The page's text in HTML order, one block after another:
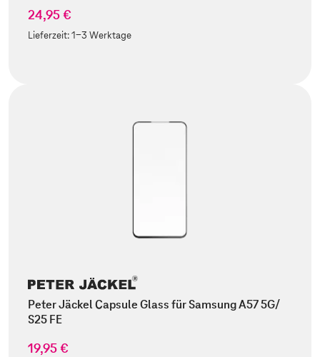
24,95 €
Lieferzeit:1-3 Werktage
Peter Jäckel Capsule Glass für Samsung A57 5G/
S25 FE
19,95 €